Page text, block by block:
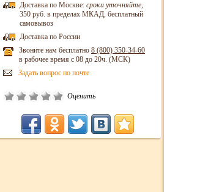
Доставка по Москве: сроки уточняйте,
350 руб. в пределах МКАД, бесплатный
самовывоз
Доставка по России
Звоните нам бесплатно 8 (800) 350-34-60
в рабочее время с 08 до 20ч. (МСК)
Задать вопрос по почте
Оценить